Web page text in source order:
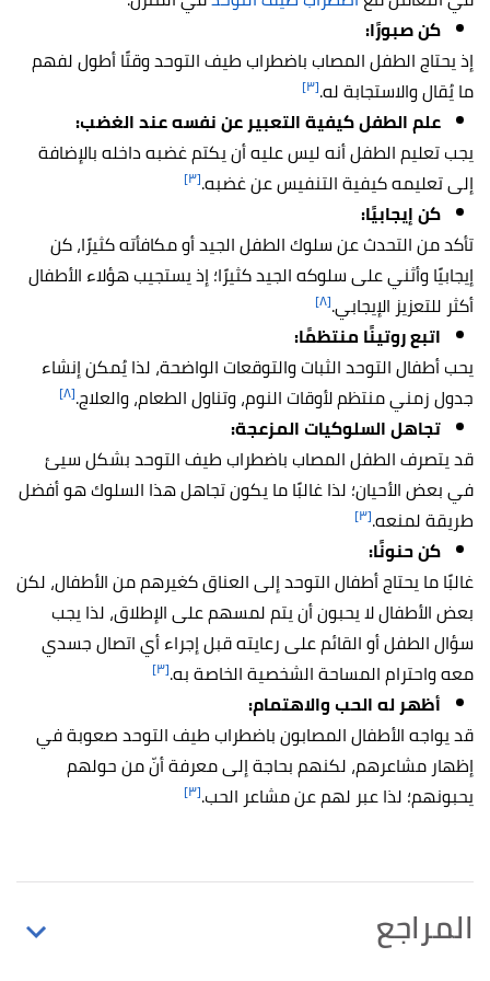
كن صبورًا:
إذ يحتاج الطفل المصاب باضطراب طيف التوحد وقتًا أطول لفهم
ما يُقال والاستجابة له.[٣]
علم الطفل كيفية التعبير عن نفسه عند الغضب:
يجب تعليم الطفل أنه ليس عليه أن يكتم غضبه داخله بالإضافة
إلى تعليمه كيفية التنفيس عن غضبه.[٣]
كن إيجابيًا:
تأكد من التحدث عن سلوك الطفل الجيد أو مكافأته كثيرًا، كن
إيجابيًا وأثني على سلوكه الجيد كثيرًا؛ إذ يستجيب هؤلاء الأطفال
أكثر للتعزيز الإيجابي.[٨]
اتبع روتينًا منتظمًا:
يحب أطفال التوحد الثبات والتوقعات الواضحة، لذا يُمكن إنشاء
جدول زمني منتظم لأوقات النوم، وتناول الطعام، والعلاج.[٨]
تجاهل السلوكيات المزعجة:
قد يتصرف الطفل المصاب باضطراب طيف التوحد بشكل سيئ
في بعض الأحيان؛ لذا غالبًا ما يكون تجاهل هذا السلوك هو أفضل
طريقة لمنعه.[٣]
كن حنونًا:
غالبًا ما يحتاج أطفال التوحد إلى العناق كغيرهم من الأطفال، لكن
بعض الأطفال لا يحبون أن يتم لمسهم على الإطلاق، لذا يجب
سؤال الطفل أو القائم على رعايته قبل إجراء أي اتصال جسدي
معه واحترام المساحة الشخصية الخاصة به.[٣]
أظهر له الحب والاهتمام:
قد يواجه الأطفال المصابون باضطراب طيف التوحد صعوبة في
إظهار مشاعرهم، لكنهم بحاجة إلى معرفة أنّ من حولهم
يحبونهم؛ لذا عبر لهم عن مشاعر الحب.[٣]
المراجع